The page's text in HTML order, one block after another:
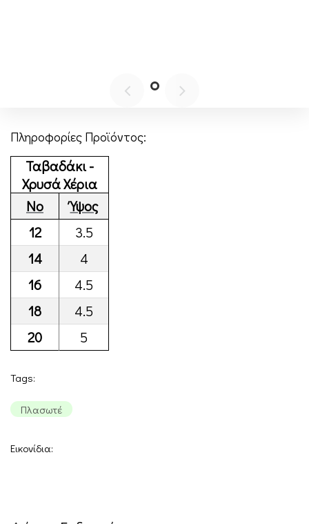
Πληροφορίες Προϊόντος:
Ταβαδάκι-
Χρυσά Χέρια
Νο
Ύψος
12
3.5
14
4
16
4.5
18
4.5
20
5
Tags:
Πλασωτέ
Εικονίδια: